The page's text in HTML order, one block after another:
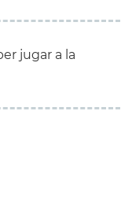
jugar a la